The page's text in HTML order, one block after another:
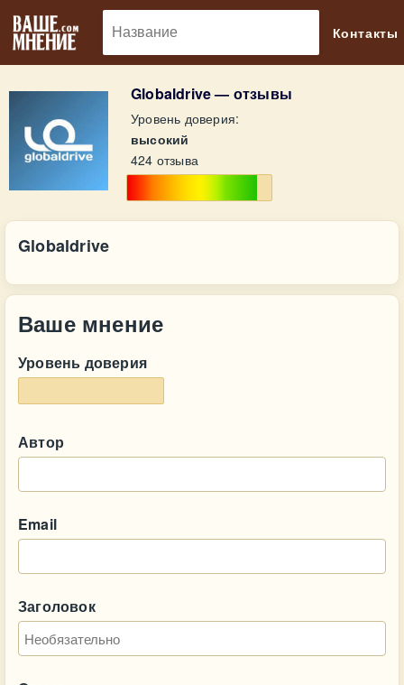
Контакты
Globaldrive — отзывы
Уровень доверия:
высокий
424 отзыва
Globaldrive
Ваше мнение
Уровень доверия
Автор
Email
Заголовок